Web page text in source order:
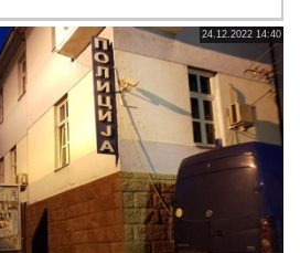
24.12.2022 14:40